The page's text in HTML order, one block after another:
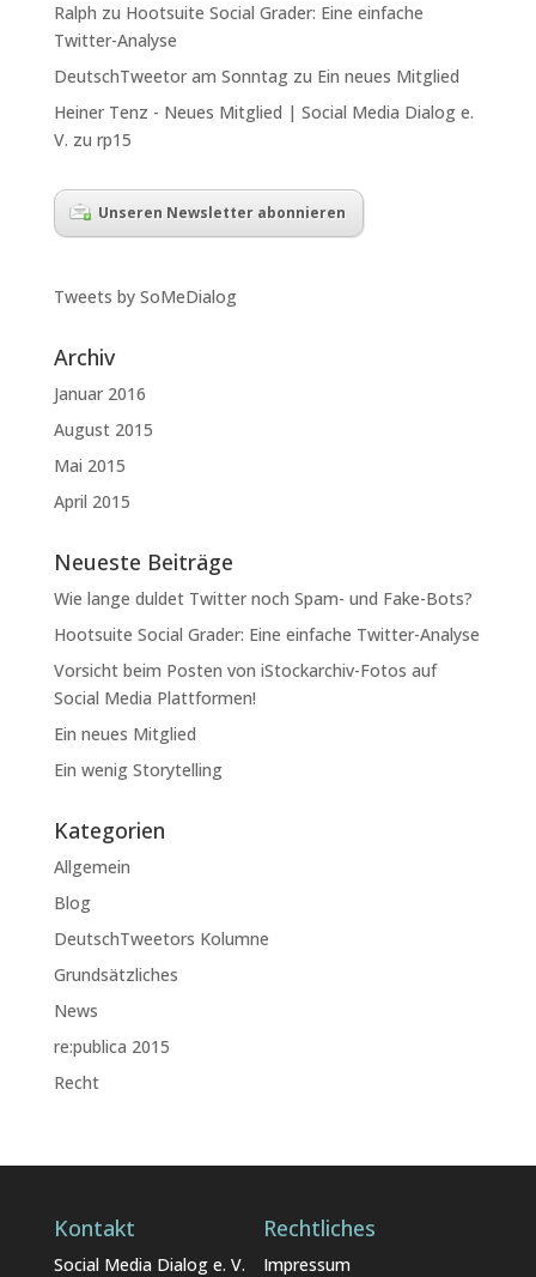
Ralph zu Hootsuite Social Grader: Eine einfache
Twitter-Analyse
DeutschTweetor am Sonntagzu Ein neues Mitglied
Heiner Tenz - Neues Mitglied | Social Media Dialog e.
V. zu rp15
Unseren Newsletter abonnieren
Tweets by SoMeDialog
Archiv
Januar 2016
August 2015
Mai 2015
April 2015
Neueste Beiträge
Wie lange duldet Twitter noch Spam- und Fake-Bots?
Hootsuite Social Grader: Eine einfache Twitter-Analyse
Vorsicht beim Posten von iStockarchiv-Fotos auf
Social Media Plattformen!
Ein neues Mitglied
Ein wenig Storytelling
Kategorien
Allgemein
Blog
DeutschTweetors Kolumne
Grundsätzliches
News
re:publica 2015
Recht
Kontakt
Social Media Dialog e. V.
Rechtliches
Impressum